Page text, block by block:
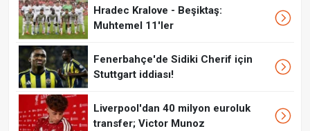
Hradec Kralove - Beşiktaş:
Muhtemel 11'ler
Fenerbahçe'de Sidiki Cherif için
Stuttgart iddiası!
Liverpool'dan 40 milyon euroluk
transfer; Victor Munoz